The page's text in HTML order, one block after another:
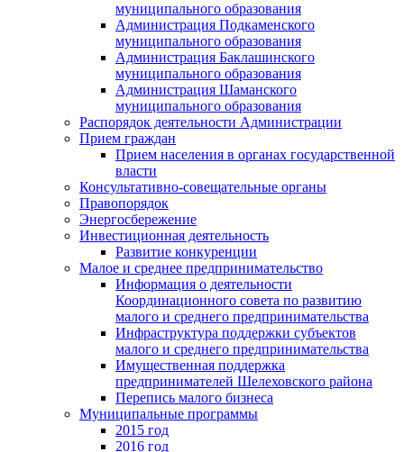
муниципального образования
Администрация Подкаменского
муниципального образования
Администрация Баклашинского
муниципального образования
Администрация Шаманского
муниципального образования
Распорядок деятельности Администрации
Прием граждан
Прием населения в органах государственной
власти
Консультативно-совещательные органы
Правопорядок
Энергосбережение
Инвестиционная деятельность
Развитие конкуренции
Малое и среднее предпринимательство
Информация о деятельности
Координационного совета по развитию
малого и среднего предпринимательства
Инфраструктура поддержки субъектов
малого и среднего предпринимательства
Имущественная поддержка
предпринимателей Шелеховского района
Перепись малого бизнеса
Муниципальные программы
2015 год
2016 год